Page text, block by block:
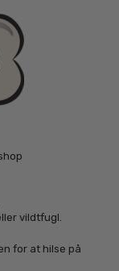
vildtfugl.
for at hilse på